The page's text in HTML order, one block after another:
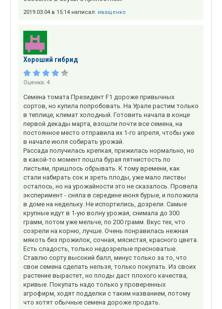
2019.03.04 в 15:14 написал: иващенко
Хороший гибрид
Оценка: 4
Семена томата Президент F1 дороже привычных
сортов, но купила попробовать. На Урале растим только
в теплице, климат холодный. Готовить начала в конце
первой декады марта, взошли почти все семена, на
постоянное место отправила их 1-го апреля, чтобы уже
в начале июля собирать урожай.
Рассада получилась крепкая, прижилась нормально, но
в какой-то момент пошла бурая пятнистость по
листьям, пришлось обрывать. К тому времени, как
стали набирать сок и зреть плоды, уже мало листвы
осталось, но на урожайности это не сказалось. Провела
эксперимент - сняла в середине июня бурые, и положила
в доме на недельку. Не испортились, дозрели. Самые
крупные идут в 1-ую волну урожая, снимала до 300
грамм, потом уже мельче, по 200 грамм. Вкус тех, что
созрели на корню, лучше. Очень понравилась нежная
мякоть без прожилок, сочная, мясистая, красного цвета.
Есть сладость, только недозрелые пресноватые.
Ставлю сорту высокий балл, минус только за то, что
свои семена сделать нельзя, только покупать. Из своих
растение вырастет, но плоды даст плохого качества,
кривые. Покупать надо только у проверенных
агрофирм, ходят подделки с таким названием, потому
что хотят обычные семена дороже продать.